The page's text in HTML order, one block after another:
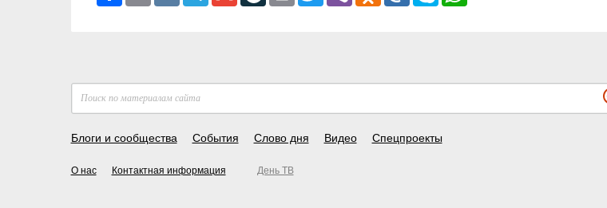
Блоги и сообщества События Слово дня Видео Спецпроекты
О нас Контактная информация День ТВ